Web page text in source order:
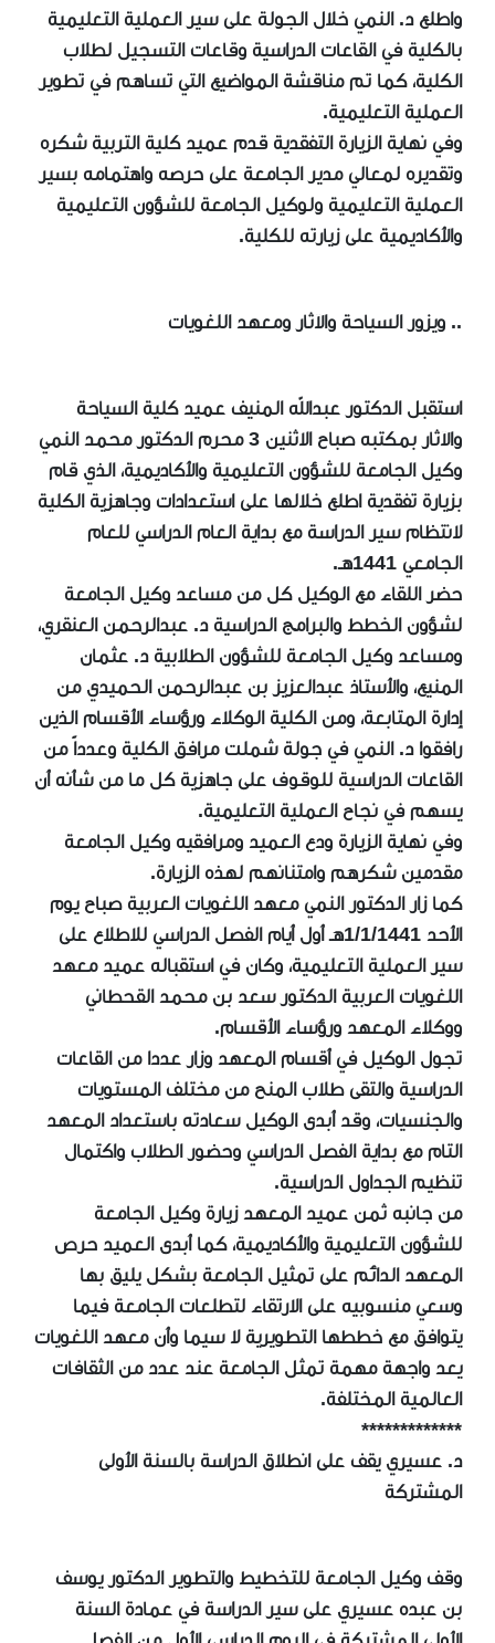
واطلع د. النمي خلال الجولة على سير العملية التعليمية
بالكلية في القاعات الدراسية وقاعات التسجيل لطلاب
الكلية، كما تم مناقشة المواضيع التي تساهم في تطوير
العملية التعليمية.
وفي نهاية الزيارة التفقدية قدم عميد كلية التربية شكره
وتقديره لمعالي مدير الجامعة على حرصه واهتمامه بسير
العملية التعليمية ولوكيل الجامعة للشؤون التعليمية
والأكاديمية على زيارته للكلية.
.. ويزور السياحة والآثار ومعهد اللغويات
استقبل الدكتور عبدالله المنيف عميد كلية السياحة
والآثار بمكتبه صباح الاثنين 3 محرم الدكتور محمد النمي
وكيل الجامعة للشؤون التعليمية والأكاديمية، الذي قام
بزيارة تفقدية اطلع خلالها على استعدادات وجاهزية الكلية
لانتظام سير الدراسة مع بداية العام الدراسي للعام
الجامعي 1441هـ.
حضر اللقاء مع الوكيل كل من مساعد وكيل الجامعة
لشؤون الخطط والبرامج الدراسية د. عبدالرحمن العنقري،
ومساعد وكيل الجامعة للشؤون الطلابية د. عثمان
المنيع، والأستاذ عبدالعزيز بن عبدالرحمن الحميدي من
إدارة المتابعة، ومن الكلية الوكلاء ورؤساء الأقسام الذين
رافقوا د. النمي في جولة شملت مرافق الكلية وعدداً من
القاعات الدراسية للوقوف على جاهزية كل ما من شأنه أن
يسهم في نجاح العملية التعليمية.
وفي نهاية الزيارة ودع العميد ومرافقيه وكيل الجامعة
مقدمين شكرهم وامتنانهم لهذه الزيارة.
كما زار الدكتور النمي معهد اللغويات العربية صباح يوم
الأحد 1/1/1441هـ أول أيام الفصل الدراسي للاطلاع على
سير العملية التعليمية، وكان في استقباله عميد معهد
اللغويات العربية الدكتور سعد بن محمد القحطاني
ووكلاء المعهد ورؤساء الأقسام.
تجول الوكيل في أقسام المعهد وزار عددا من القاعات
الدراسية والتقى طلاب المنح من مختلف المستويات
والجنسيات، وقد أبدى الوكيل سعادته باستعداد المعهد
التام مع بداية الفصل الدراسي وحضور الطلاب واكتمال
تنظيم الجداول الدراسية.
من جانبه ثمن عميد المعهد زيارة وكيل الجامعة
للشؤون التعليمية والأكاديمية، كما أبدى العميد حرص
المعهد الدائم على تمثيل الجامعة بشكل يليق بها
وسعي منسوبيه على الارتقاء لتطلعات الجامعة فيما
يتوافق مع خططها التطويرية لا سيما وأن معهد اللغويات
يعد واجهة مهمة تمثل الجامعة عند عدد من الثقافات
العالمية المختلفة.
*************
د. عسيري يقف على انطلاق الدراسة بالسنة الأولى
المشتركة
وقف وكيل الجامعة للتخطيط والتطوير الدكتور يوسف
بن عبده عسيري على سير الدراسة في عمادة السنة